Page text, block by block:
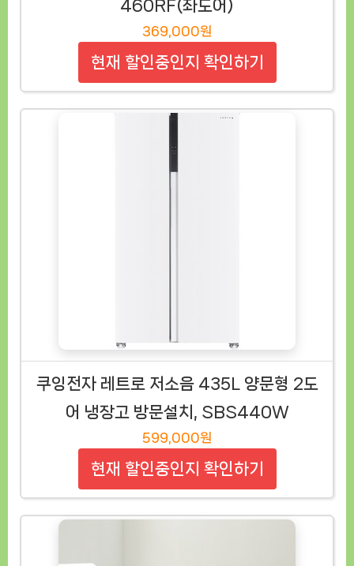
460RF(좌도어)
369,000원
현재 할인중인지 확인하기
쿠잉전자 레트로 저소음 435L 양문형 2도
어 냉장고 방문설치, SBS440W
599,000원
현재 할인중인지 확인하기